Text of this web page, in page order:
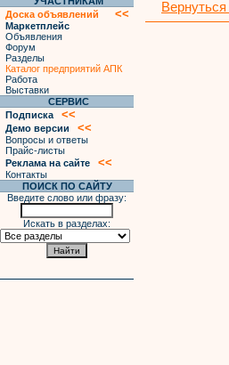
Доска объявлений
<<
Маркетплейс
Объявления
Форум
Разделы
Каталог предприятий АПК
Работа
Выставки
СЕРВИС
Подписка
<<
Демо версии <<
Вопросы и ответы
Прайс-листы
Реклама на сайте
<<
Контакты
ПОИСК ПО САЙТУ
Введите слово или фразу:
Искать в разделах:
Вернуться